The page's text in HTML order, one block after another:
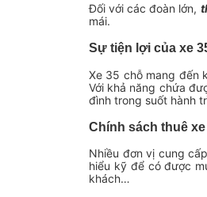
Đối với các đoàn lớn,
mái.
Sự tiện lợi của xe
Xe 35 chỗ mang đến
Với khả năng chứa
đình trong suốt hành
Chính sách thuê xe
Nhiều đơn vị cung
hiểu kỹ để có được
khách…